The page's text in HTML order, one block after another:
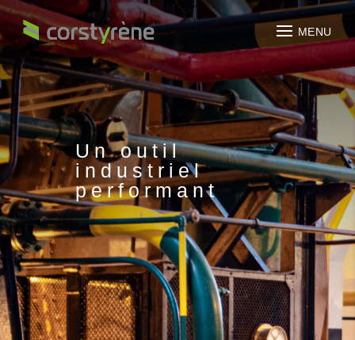
Un outil
industriel
performant